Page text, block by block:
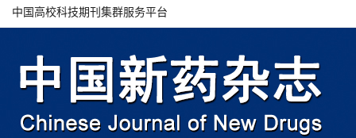
中国高校科技期刊集群服务平台